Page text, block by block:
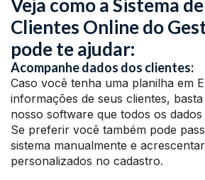
Veja como a Sistema
Clientes Online do
pode te ajudar:
Acompanhe dados dos clientes:
Caso você tenha uma planilha em
informações de seus clientes,
nosso software que todos os
Se preferir você também pode
sistema manualmente e
personalizados no cadastro.